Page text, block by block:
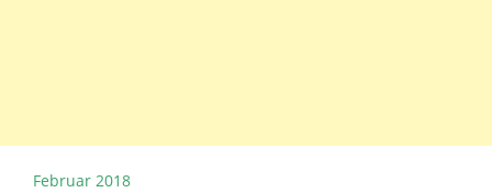
Februar 2018